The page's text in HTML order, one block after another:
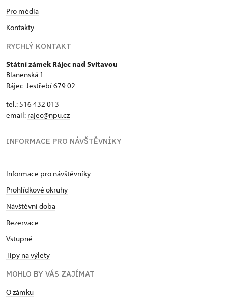
Pro média
Kontakty
RYCHLÝ KONTAKT
Státní zámek Rájec nad Svitavou
Blanenská 1
Rájec-Jestřebí 679 02
tel.: 516 432 013
email: rajec@npu.cz
INFORMACE PRO NÁVŠTĚVNÍKY
Informace pro návštěvníky
Prohlídkové okruhy
Návštěvní doba
Rezervace
Vstupné
Tipy na výlety
MOHLO BY VÁS ZAJÍMAT
O zámku